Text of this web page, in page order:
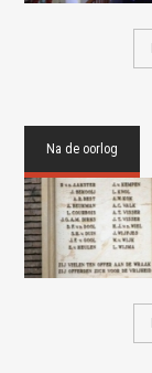
Na de oorlog